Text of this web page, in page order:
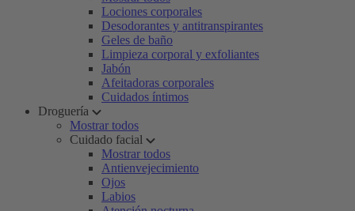
Lociones corporales
Desodorantes y antitranspirantes
Geles de baño
Limpieza corporal y exfoliantes
Jabón
Afeitadoras corporales
Cuidados íntimos
Droguería
Mostrar todos
Cuidado facial
Mostrar todos
Antienvejecimiento
Ojos
Labios